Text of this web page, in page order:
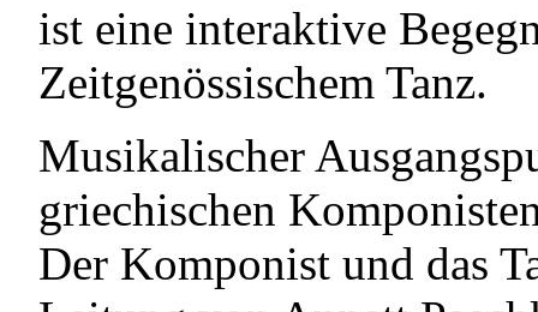
ist eine interaktive
Zeitgenössischem Tanz.
Musikalischer
griechischen
Der Komponist und das